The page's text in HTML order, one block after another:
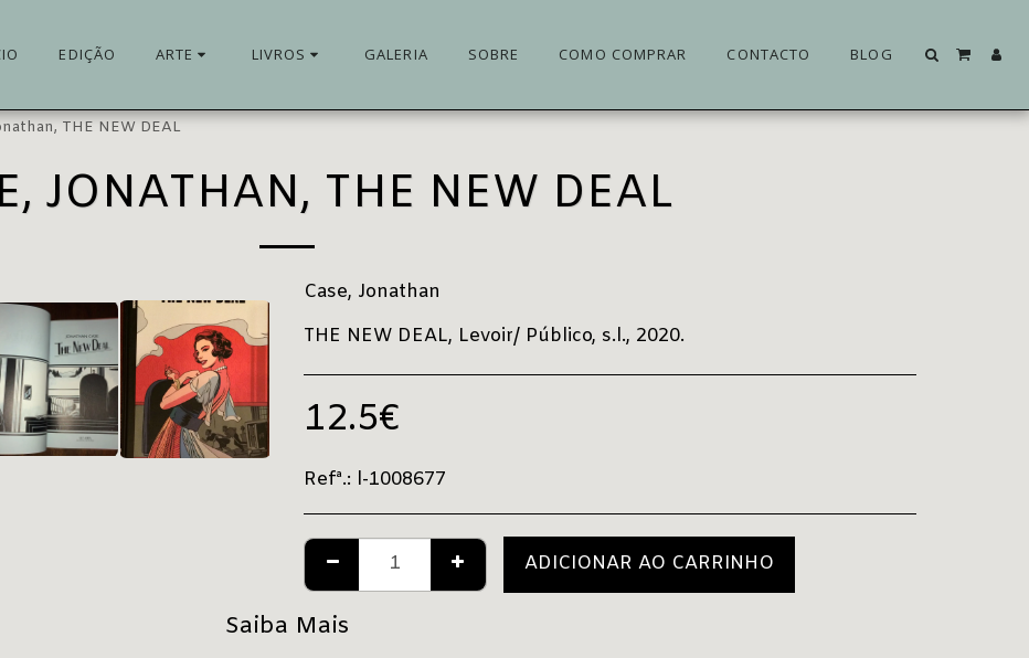
EDIÇÃO ARTE LIVROS GALERIA SOBRE COMO COMPRAR CONTACTO BLOG
THE NEW DEAL
JONATHAN, THE NEW DEAL
Case, Jonathan
THE NEW DEAL, Levoir/ Público, s.l., 2020.
12.5€
Refª.: l-1008677
ADICIONAR AO CARRINHO
Saiba Mais